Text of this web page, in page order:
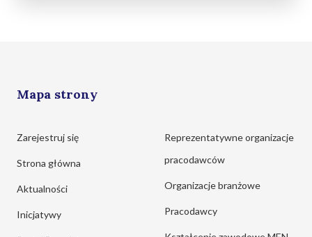
Mapa strony
Zarejestruj się
Strona główna
Aktualności
Inicjatywy
Reprezentatywne organizacje
pracodawców
Organizacje branżowe
Pracodawcy